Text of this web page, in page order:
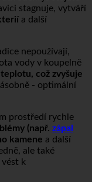
důvodem jestojaté
stagnuje, vytváří
nepoužívají,
vody v koupelně
což zvyšuje
prostředí rychle
(např. zápal
kamenea další
ale také